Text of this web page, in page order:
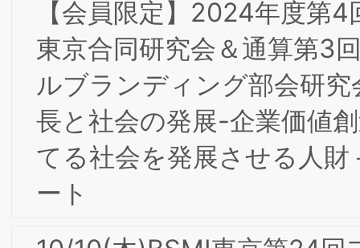
ド・トランスフォーメーション」開催レ
ポート
【会員限定】2022年12月第6回東京/大
合同部会研究会「愛されるブランドの作
り方 -内から外へ広がるブランドアクシ
ョン-」開催レポート
2023年 新年のご挨拶
【会員限定】2022年11月第5回東京/大